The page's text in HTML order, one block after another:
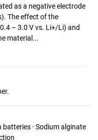
as a negative electrode
The effect of the
– 3.0 V vs. Li+/Li) and
material...
batteries · Sodium alginate